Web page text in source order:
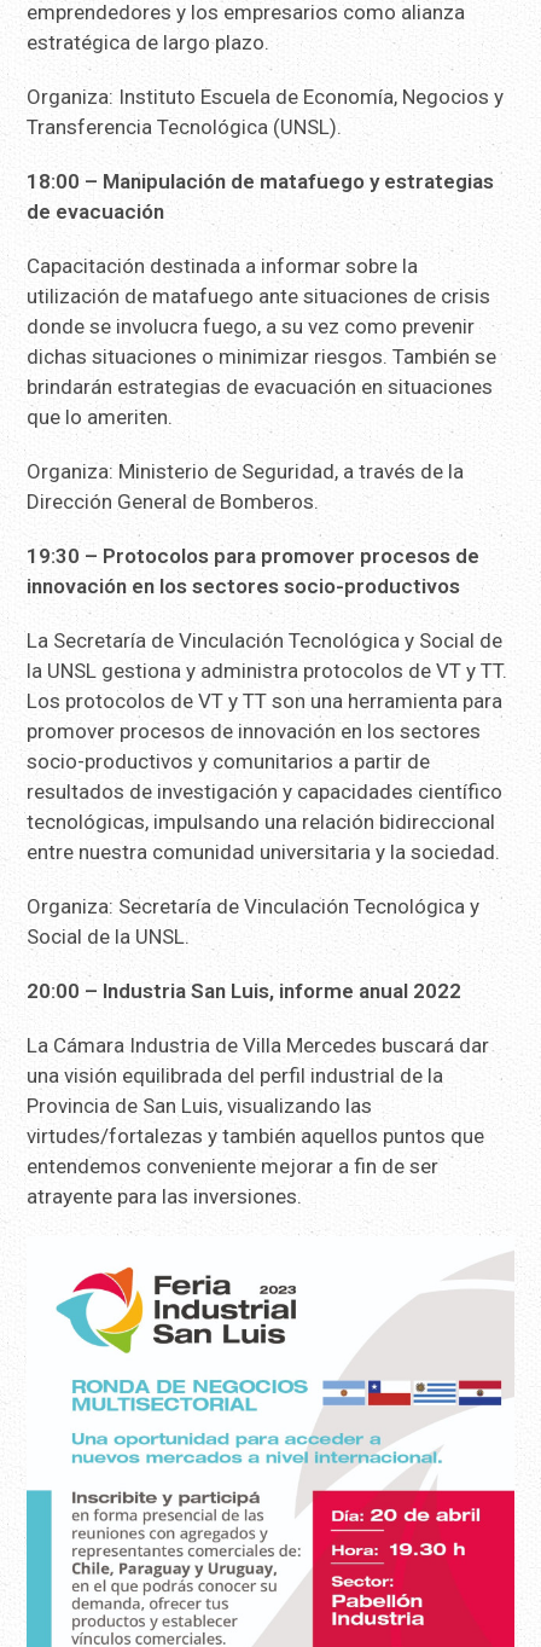
emprendedores y los empresarios como alianza
estratégica de largo plazo.
Organiza: Instituto Escuela de Economía, Negocios y
Transferencia Tecnológica (UNSL).
18:00 – Manipulación de matafuego y estrategias
de evacuación
Capacitación destinada a informar sobre la
utilización de matafuego ante situaciones de crisis
donde se involucra fuego, a su vez como prevenir
dichas situaciones o minimizar riesgos. También se
brindarán estrategias de evacuación en situaciones
que lo ameriten.
Organiza: Ministerio de Seguridad, a través de la
Dirección General de Bomberos.
19:30 – Protocolos para promover procesos de
innovación en los sectores socio-productivos
La Secretaría de Vinculación Tecnológica y Social de
la UNSL gestiona y administra protocolos de VT y TT.
Los protocolos de VT y TT son una herramienta para
promover procesos de innovación en los sectores
socio-productivos y comunitarios a partir de
resultados de investigación y capacidades científico
tecnológicas, impulsando una relación bidireccional
entre nuestra comunidad universitaria y la sociedad.
Organiza: Secretaría de Vinculación Tecnológica y
Social de la UNSL.
20:00 – Industria San Luis, informe anual 2022
La Cámara Industria de Villa Mercedes buscará dar
una visión equilibrada del perfil industrial de la
Provincia de San Luis, visualizando las
virtudes/fortalezas y también aquellos puntos que
entendemos conveniente mejorar a fin de ser
atrayente para las inversiones.